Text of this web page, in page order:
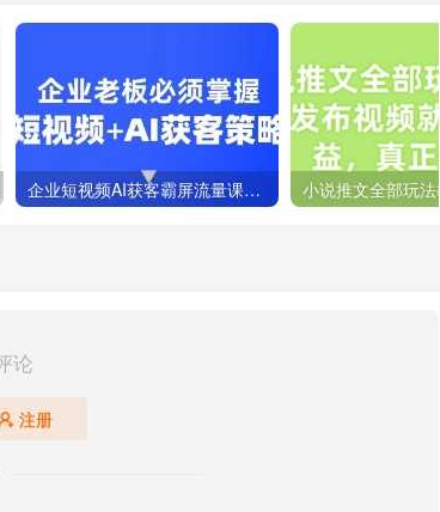
企业短视频AI获客霸屏流量课，6步短视频+AI突围法，3大霸屏抢客策略
论
注册